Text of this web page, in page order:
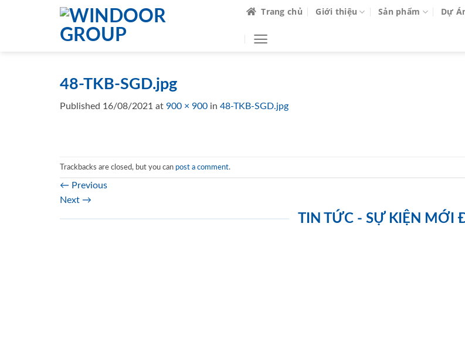
Trang chủ Giới thiệu Sản phẩm Dự
48-TKB-SGD.jpg
Published 16/08/2021 at 900 × 900 in 48-TKB-SGD.jpg
Trackbacks are closed, but you can post a comment.
← Previous
Next →
TIN TỨC - SỰ KIỆN MỚI